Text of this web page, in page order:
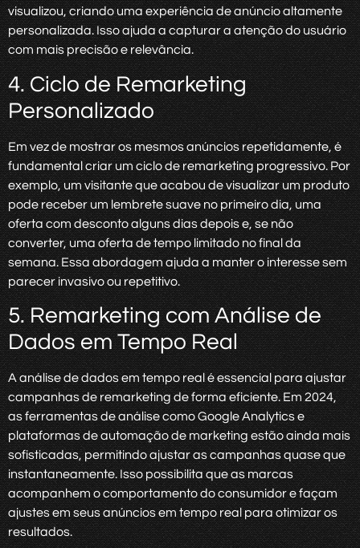
visualizou, criando uma experiência de anúncio altamente
personalizada. Isso ajuda a capturar a atenção do usuário
com mais precisão e relevância.
4. Ciclo de Remarketing
Personalizado
Em vez de mostrar os mesmos anúncios repetidamente, é
fundamental criar um ciclo de remarketing progressivo. Por
exemplo, um visitante que acabou de visualizar um produto
pode receber um lembrete suave no primeiro dia, uma
oferta com desconto alguns dias depois e, se não
converter, uma oferta de tempo limitado no final da
semana. Essa abordagem ajuda a manter o interesse sem
parecer invasivo ou repetitivo.
5. Remarketing com Análise de
Dados em Tempo Real
A análise de dados em tempo real é essencial para ajustar
campanhas de remarketing de forma eficiente. Em 2024,
as ferramentas de análise como Google Analytics e
plataformas de automação de marketing estão ainda mais
sofisticadas, permitindo ajustar as campanhas quase que
instantaneamente. Isso possibilita que as marcas
acompanhem o comportamento do consumidor e façam
ajustes em seus anúncios em tempo real para otimizar os
resultados.